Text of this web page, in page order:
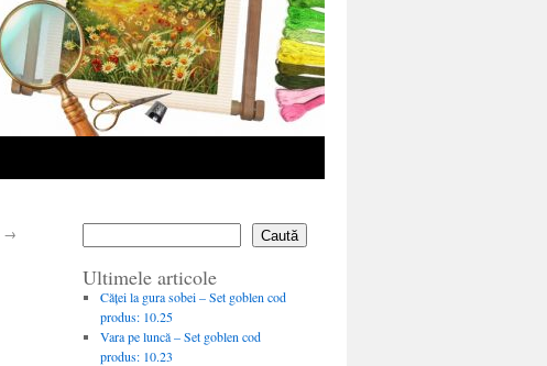
→ Caută
Ultimele articole
Căţei la gura sobei – Set goblen cod
produs: 10.25
Vara pe luncă – Set goblen cod
produs: 10.23